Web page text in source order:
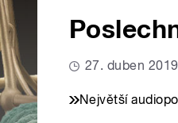
27. duben 2019
Největší